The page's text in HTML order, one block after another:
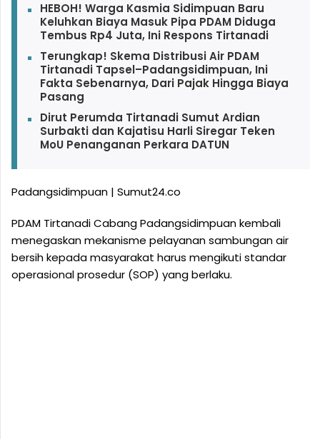
HEBOH! Warga Kasmia Sidimpuan Baru
Keluhkan Biaya Masuk Pipa PDAM Diduga
Tembus Rp4 Juta, Ini Respons Tirtanadi
Terungkap! Skema Distribusi Air PDAM
Tirtanadi Tapsel–Padangsidimpuan, Ini
Fakta Sebenarnya, Dari Pajak Hingga Biaya
Pasang
Dirut Perumda Tirtanadi Sumut Ardian
Surbakti dan Kajatisu Harli Siregar Teken
MoU Penanganan Perkara DATUN
Padangsidimpuan | Sumut24.co
PDAM Tirtanadi Cabang Padangsidimpuan kembali
menegaskan mekanisme pelayanan sambungan air
bersih kepada masyarakat harus mengikuti standar
operasional prosedur (SOP) yang berlaku.